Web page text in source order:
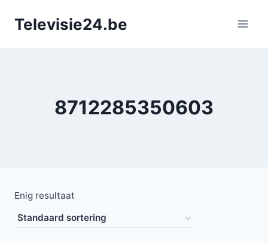
naarTelevisie24.be
8712285350603
Enig resultaat